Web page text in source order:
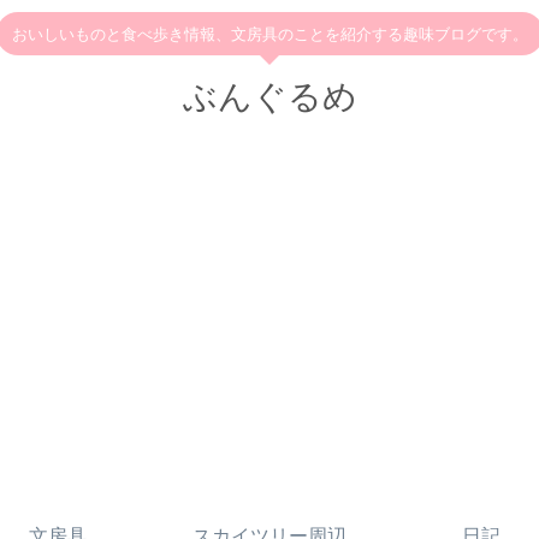
おいしいものと食べ歩き情報、文房具のことを紹介する趣味ブログです。
ぶんぐるめ